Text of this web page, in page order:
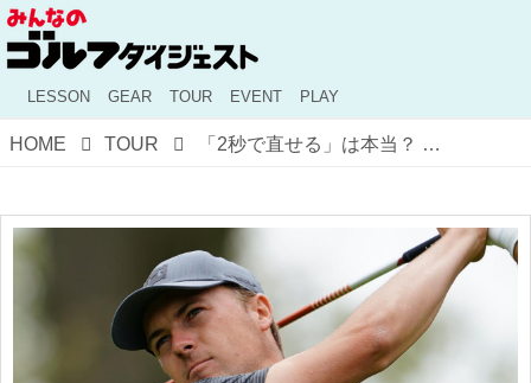
LESSON GEAR TOUR EVENT PLAY
HOME TOUR 「2秒で直せる」は本当？ ジョーダン・スピースは地元テキサスで復活することができるか